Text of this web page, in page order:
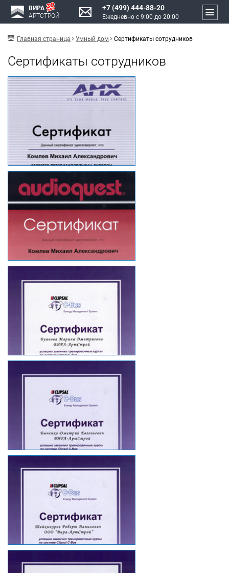
ВИРА
АРТСТРОЙ
+7 (499) 444-88-20
Ежедневно с 9:00 до 20:00
Главная страница Умный дом Сертификаты сотрудников
Сертификаты сотрудников